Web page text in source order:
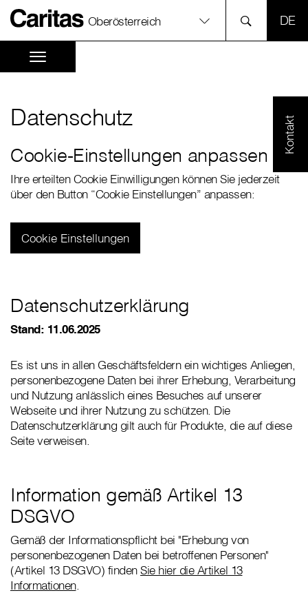
Oberösterreich
Kontakt
Datenschutz
Cookie-Einstellungen anpassen
Ihre erteilten Cookie Einwilligungen können Sie jederzeit
über den Button “Cookie Einstellungen” anpassen:
Cookie Einstellungen
Datenschutzerklärung
Stand: 11.06.2025
Es ist uns in allen Geschäftsfeldern ein wichtiges Anliegen,
personenbezogene Daten bei ihrer Erhebung, Verarbeitung
und Nutzung anlässlich eines Besuches auf unserer
Webseite und ihrer Nutzung zu schützen. Die
Datenschutzerklärung gilt auch für Produkte, die auf diese
Seite verweisen.
Information gemäß Artikel 13
DSGVO
Gemäß der Informationspflicht bei "Erhebung von
personenbezogenen Daten bei betroffenen Personen"
(Artikel 13 DSGVO) findenSie hier die Artikel 13
Informationen.